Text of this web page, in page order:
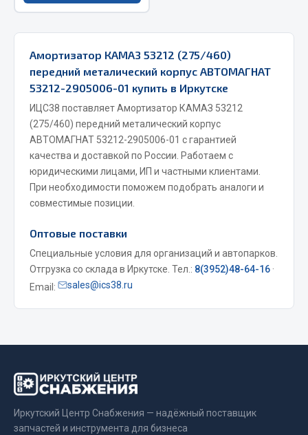
Сцепление
Показать ещё
Запчасти МАЗ
Система питания
Подвеска
Двери
Окно ветровое
Двигатель
Электрооборудование
Весь раздел
Запчасти Урал
Двигатель
Амортизатор КАМАЗ 53212 (275/460)
передний металический корпус АВТОМАГНАТ
53212-2905006-01 купить в Иркутске
ИЦС38 поставляет Амортизатор КАМАЗ 53212
(275/460) передний металический корпус
АВТОМАГНАТ 53212-2905006-01 с гарантией
качества и доставкой по России. Работаем с
юридическими лицами, ИП и частными клиентами.
При необходимости поможем подобрать аналоги и
совместимые позиции.
Оптовые поставки
Специальные условия для организаций и автопарков.
Отгрузка со склада в Иркутске. Тел.: 8(3952)48-64-16 ·
Email:
sales@ics38.ru
Иркутский Центр Снабжения — надёжный поставщик
запчастей и инструмента для бизнеса